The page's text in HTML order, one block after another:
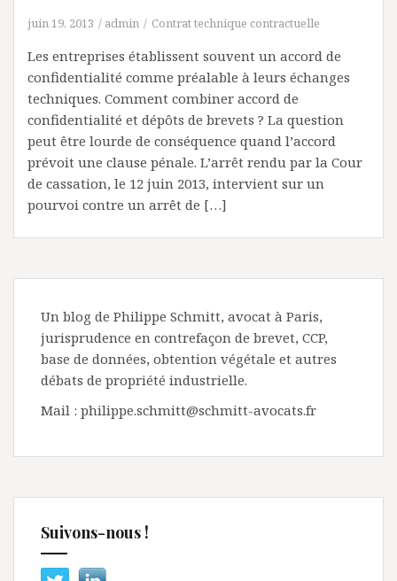
juin 19, 2013 admin Contrat technique contractuelle
Les entreprises établissent souvent un accord de
confidentialité comme préalable à leurs échanges
techniques. Comment combiner accord de
confidentialité et dépôts de brevets ? La question
peut être lourde de conséquence quand l’accord
prévoit une clause pénale. L’arrêt rendu par la Cour
de cassation, le 12 juin 2013, intervient sur un
pourvoi contre un arrêt de […]
Un blog de Philippe Schmitt, avocat à Paris,
jurisprudence en contrefaçon de brevet, CCP,
base de données, obtention végétale et autres
débats de propriété industrielle.
Mail : philippe.schmitt@schmitt-avocats.fr
Suivons-nous !